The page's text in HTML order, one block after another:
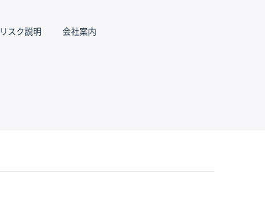
リスク説明 会社案内